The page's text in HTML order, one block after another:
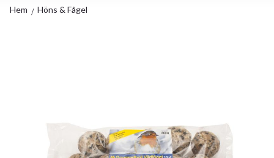
Hem Höns & Fågel